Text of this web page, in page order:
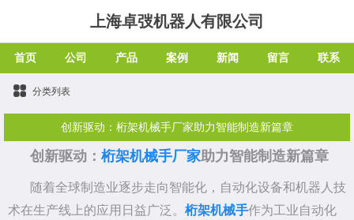
上海卓弢机器人有限公司
首页 公司 产品 案例 新闻 留言 联系
分类列表
创新驱动：桁架机械手厂家助力智能制造新篇章
创新驱动： 桁架机械手厂家助力智能制造新篇章
随着全球制造业逐步走向智能化，自动化设备和机器人技
术在生产线上的应用日益广泛。 桁架机械手作为工业自动化